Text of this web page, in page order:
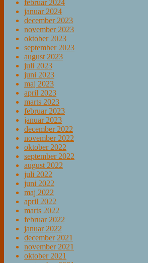
februar 2024
januar 2024
december 2023
november 2023
oktober 2023
september 2023
august 2023
juli 2023
juni 2023
maj 2023
april 2023
marts 2023
februar 2023
januar 2023
december 2022
november 2022
oktober 2022
september 2022
august 2022
juli 2022
juni 2022
maj 2022
april 2022
marts 2022
februar 2022
januar 2022
december 2021
november 2021
oktober 2021